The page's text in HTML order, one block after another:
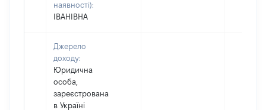
наявності):
ІВАНІВНА
Джерело
доходу:
Юридична
особа,
зареєстрована
в Україні